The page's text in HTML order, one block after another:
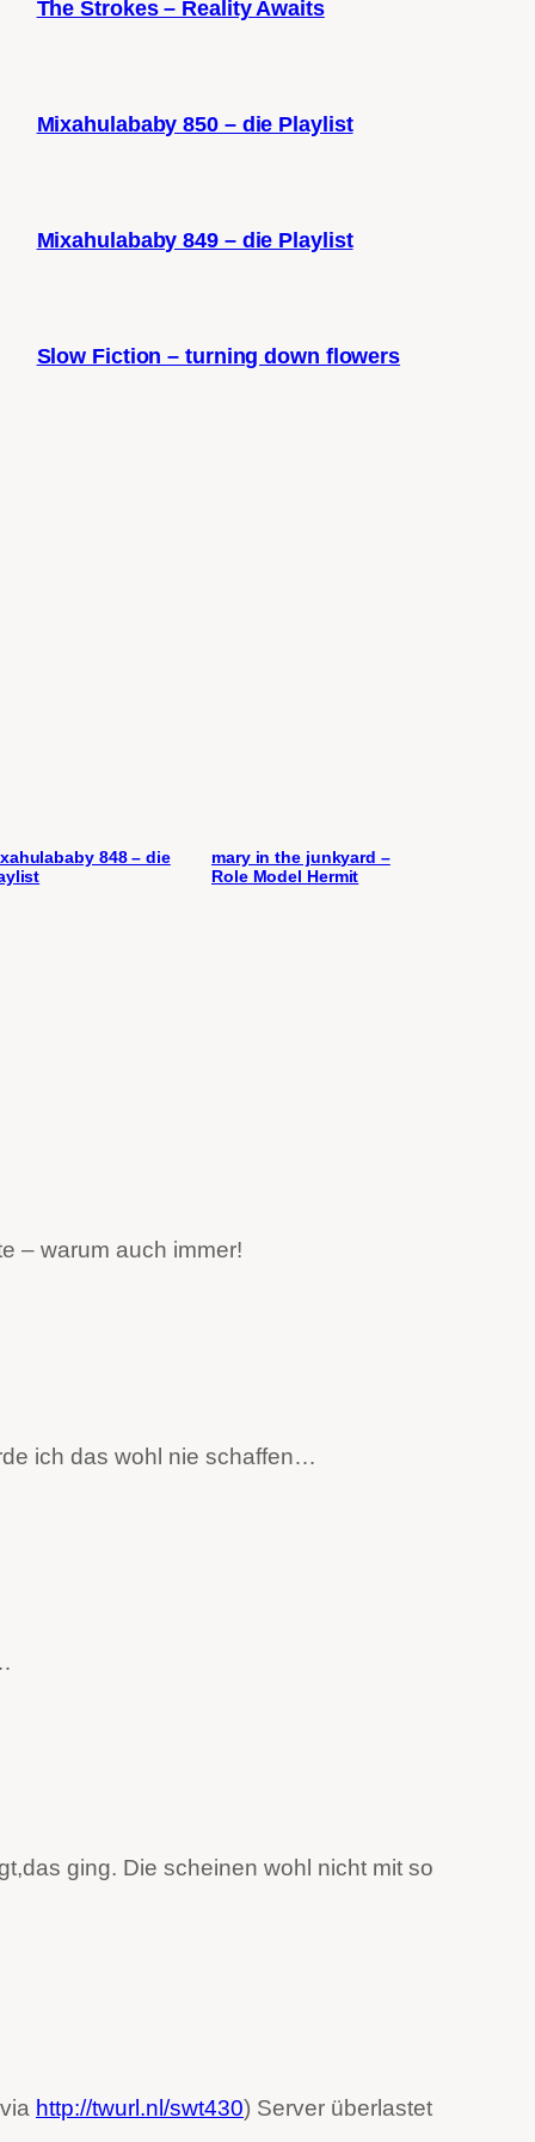
The Strokes – Reality Awaits
Mixahulababy 850 – die Playlist
Mixahulababy 849 – die Playlist
Slow Fiction – turning down flowers
848 – die
mary in the junkyard –
Role Model Hermit
– warum auch immer!
ich das wohl nie schaffen…
ging. Die scheinen wohl nicht mit so
http://twurl.nl/swt430) Server überlastet